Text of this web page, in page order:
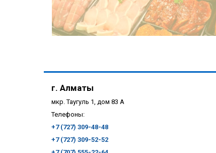
г. Алматы
мкр. Таугуль 1, дом 83 А
Телефоны:
+7 (727) 309-48-48
+7 (727) 309-52-52